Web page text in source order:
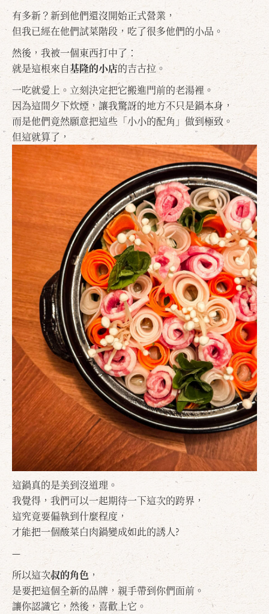
有多新？新到他們還沒開始正式營業，
但我已經在他們試菜階段，吃了很多他們的小品。
然後，我被一個東西打中了：
就是這根來自基隆的小店的吉古拉。
一吃就愛上。立刻決定把它搬進門前的老湯裡。
因為這間夕下炊煙，讓我驚訝的地方不只是鍋本身，
而是他們竟然願意把這些「小小的配角」做到極致。
但這就算了，
這鍋真的是美到沒道理。
我覺得，我們可以一起期待一下這次的跨界，
這究竟要偏執到什麼程度，
才能把一個酸菜白肉鍋變成如此的誘人?
—
所以這次叔的角色 ，
是要把這個全新的品牌，親手帶到你們面前。
讓你認識它，然後，喜歡上它。
確定 取消